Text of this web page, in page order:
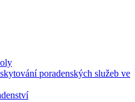
poradenských služeb ve